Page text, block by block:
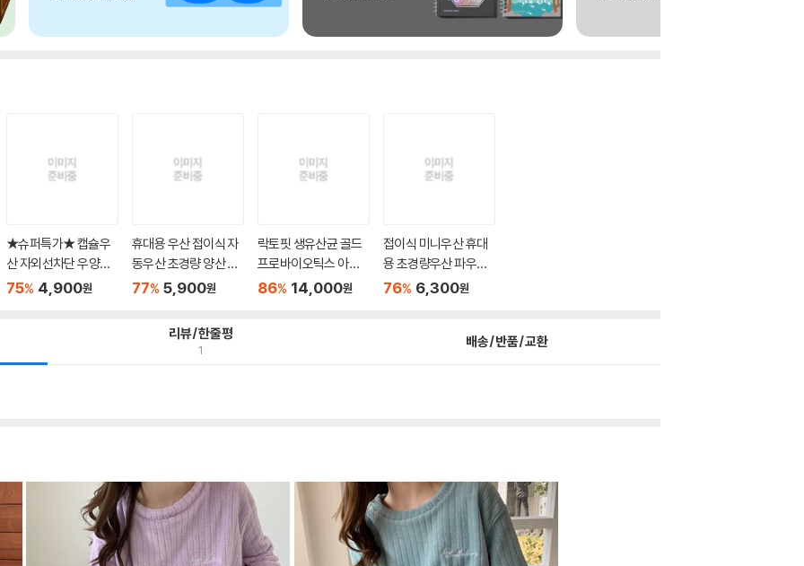
★슈퍼특가★ 캡슐우
산 자외선차단 우양산
암막 ...
75% 4,900원
휴대용 우산 접이식 자
동우산 초경량 양산 답
례...
77% 5,900원
락토핏 생유산균 골드
프로바이오틱스 아연 2
g x...
86% 14,000원
접이식 미니우산 휴대
용 초경량우산 파우치
답례...
76% 6,300원
리뷰/한줄평
1 배송/반품/교환